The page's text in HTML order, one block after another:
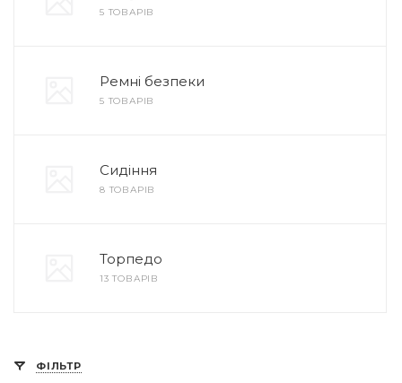
5 ТОВАРІВ
Ремні безпеки
5 ТОВАРІВ
Сидіння
8 ТОВАРІВ
Торпедо
13 ТОВАРІВ
ФІЛЬТР